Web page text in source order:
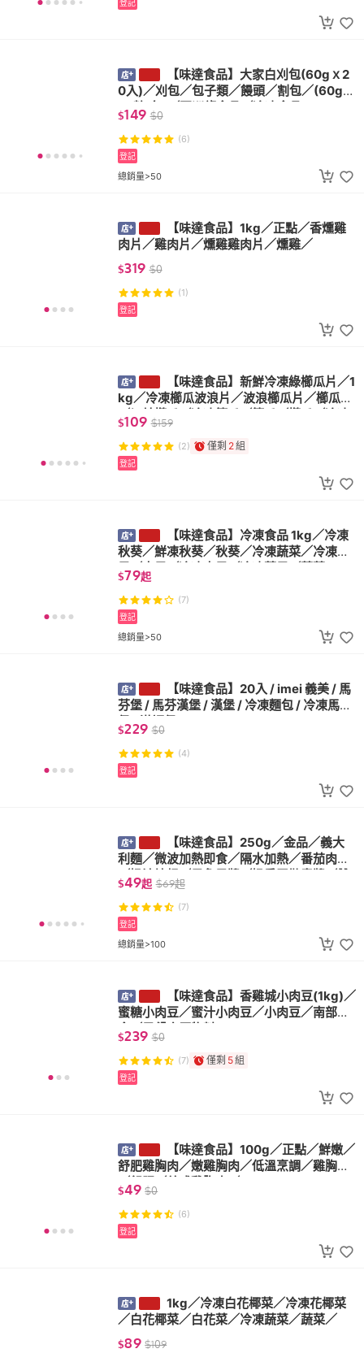
登記
【味達食品】大家白刈包(60gｘ2
0入)／刈包／包子類／饅頭／割包／(60gｘ
20粒/包)／亞洲龍食品／冷凍食品
$149 $0
(6)
總銷量>50
登記
【味達食品】1kg／正點／香燻雞
肉片／雞肉片／燻雞雞肉片／燻雞／
$319 $0
(1)
登記
【味達食品】新鮮冷凍綠櫛瓜片／
1kg／冷凍櫛瓜波浪片／波浪櫛瓜片／櫛瓜
片／切片櫛瓜／冷凍節瓜／節瓜／櫛瓜／冷
凍蔬菜
$109 $159
(2) 僅剩 2組
登記
【味達食品】冷凍食品 1kg／冷凍
秋葵／鮮凍秋葵／秋葵／冷凍蔬菜／冷凍蔬
果／水果／冷凍水果／冷凍蔬果／蔬菜
$79起
(7)
總銷量>50
登記
【味達食品】20入 / imei 義美 / 馬
芬堡 / 馬芬漢堡 / 漢堡 / 冷凍麵包 / 冷凍馬芬
堡 / 滿福堡
$229 $0
(4)
登記
【味達食品】250g／金品／義大
利麵／微波加熱即食／隔水加熱／番茄肉醬
／奶油培根／墨魚黑醬／奶香羅勒青醬／雙
醬明太子
$49起 $69起
(7)
總銷量>100
登記
【味達食品】香雞城小肉豆(1kg)
／蜜糖小肉豆／蜜汁小肉豆／小肉豆／南部
美食／早餐店原物料
$239 $0
(7) 僅剩 5組
登記
【味達食品】100g／正點／鮮嫩
／舒肥雞胸肉／嫩雞胸肉／低溫烹調／雞胸
肉／舒肥／義式雞胸肉／
$49 $0
(6)
登記
1kg／冷凍白花椰菜／冷凍花椰菜
／白花椰菜／白花菜／冷凍蔬菜／蔬菜／
$89 $109